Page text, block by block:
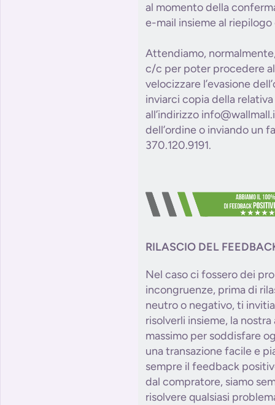
al momento della
e-mail insieme al riepilogo
Attendiamo,
c/c per poter procedere
velocizzare l’evasione
inviarci copia della
all’indirizzo
dell’ordine o inviando un
370.120.9191.
RILASCIO DEL
Nel caso ci fossero dei
incongruenze, prima di
neutro o negativo, ti
risolverli insieme, la
massimo per soddisfare
una transazione facile e
sempre il feedback
dal compratore, siamo
risolvere qualsiasi